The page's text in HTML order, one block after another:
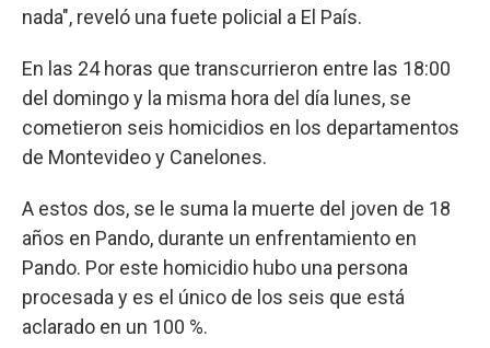
nada", reveló una fuete policial a El País.
En las 24 horas que transcurrieron entre las 18:00
del domingo y la misma hora del día lunes, se
cometieron seis homicidios en los departamentos
de Montevideo y Canelones.
A estos dos, se le suma la muerte del joven de 18
años en Pando, durante un enfrentamiento en
Pando. Por este homicidio hubo una persona
procesada y es el único de los seis que está
aclarado en un 100 %.